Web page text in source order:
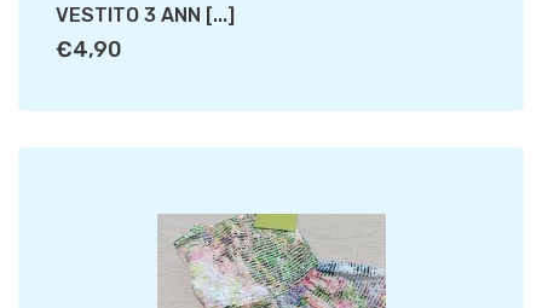
VESTITO 3 ANN [...]
€4,90